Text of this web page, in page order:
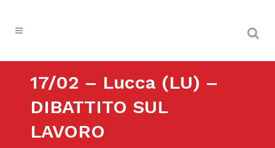
17/02 – Lucca (LU) –
DIBATTITO SUL
LAVORO